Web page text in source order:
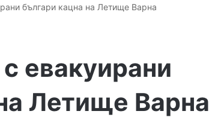
българи кацна на Летище Варна
евакуирани
Летище Варна